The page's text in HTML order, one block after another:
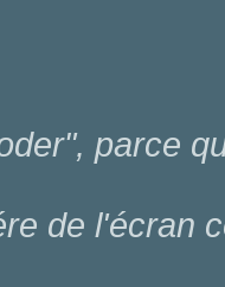
parce
de l'écran